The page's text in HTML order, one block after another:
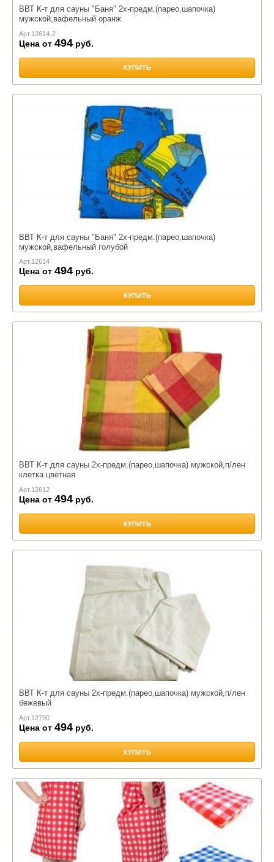
ВВТ К-т для сауны "Баня" 2х-предм.(парео,шапочка)
мужской,вафельный оранж
Арт. 12614-2
Цена от 494 руб.
КУПИТЬ
ВВТ К-т для сауны "Баня" 2х-предм.(парео,шапочка)
мужской,вафельный голубой
Арт. 12614
Цена от 494 руб.
КУПИТЬ
ВВТ К-т для сауны 2х-предм.(парео,шапочка) мужской,п/лен
клетка цветная
Арт. 12612
Цена от 494 руб.
КУПИТЬ
ВВТ К-т для сауны 2х-предм.(парео,шапочка) мужской,п/лен
бежевый
Арт. 12790
Цена от 494 руб.
КУПИТЬ